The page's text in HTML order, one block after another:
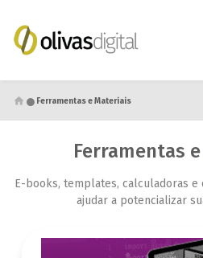
● Ferramentas e Materiais
Ferramentas e
E-books, templates, calculadoras
ajudar a potencializar